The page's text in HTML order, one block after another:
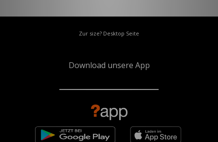
Zur size? Desktop Seite
Download unsere App